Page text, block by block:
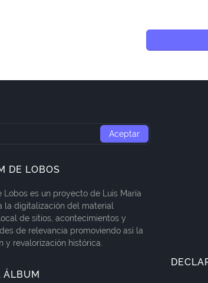
DE LOBOS
Lobos es un proyecto de Luis María
la digitalización del material
de sitios, acontecimientos y
de relevancia promoviendo así la
y revalorización histórica.
ÁLBUM